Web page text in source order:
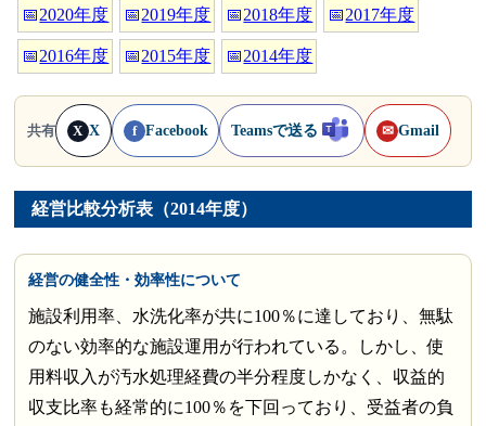
📅2020年度 📅2019年度 📅2018年度 📅2017年度
📅2016年度 📅2015年度 📅2014年度
共有 X X f Facebook Teamsで送る ✉ Gmail
経営比較分析表（2014年度）
経営の健全性・効率性について
施設利用率、水洗化率が共に100％に達しており、無駄
のない効率的な施設運用が行われている。しかし、使
用料収入が汚水処理経費の半分程度しかなく、収益的
収支比率も経常的に100％を下回っており、受益者の負